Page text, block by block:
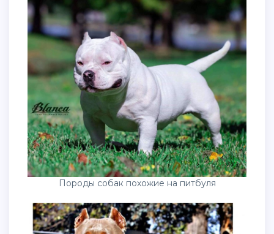
Породы собак похожие на питбуля